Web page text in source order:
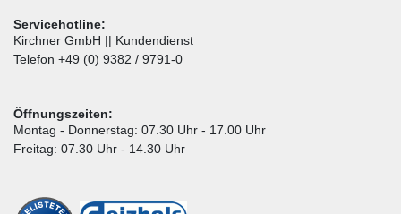
Servicehotline:
Kirchner GmbH || Kundendienst
Telefon +49 (0) 9382 / 9791-0
Öffnungszeiten:
Montag - Donnerstag: 07.30 Uhr - 17.00 Uhr
Freitag: 07.30 Uhr - 14.30 Uhr